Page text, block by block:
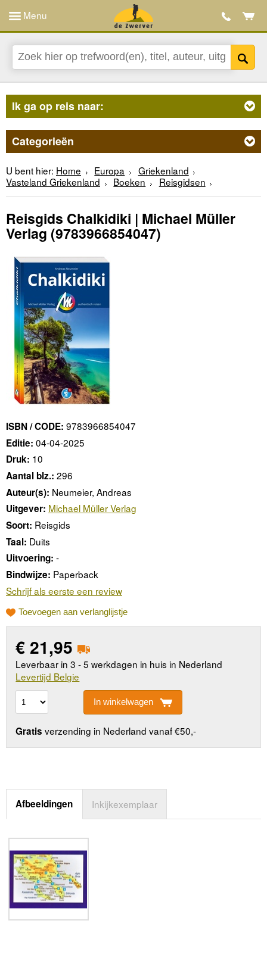
Menu
Ik ga op reis naar:
Categorieën
U bent hier: Home Europa
Griekenland
Vasteland Griekenland
Boeken Reisgidsen
Reisgids Chalkidiki | Michael Müller
Verlag (9783966854047)
ISBN / CODE: 9783966854047
Editie: 04-04-2025
Druk: 10
Aantal blz.: 296
Auteur(s): Neumeier, Andreas
Uitgever: Michael Müller Verlag
Soort: Reisgids
Taal: Duits
Uitvoering: -
Bindwijze: Paperback
Schrijf als eerste een review
Toevoegen aan verlanglijstje
€ 21,95
Leverbaar in 3 - 5 werkdagen in huis in Nederland
Levertijd Belgie
In winkelwagen
Gratis verzending in Nederland vanaf €50,-
Afbeeldingen Inkijkexemplaar